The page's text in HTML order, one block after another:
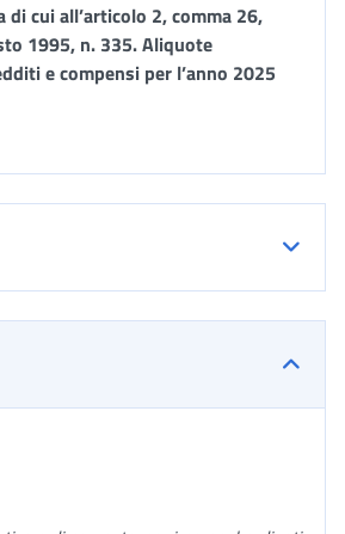
di cui all’articolo 2, comma 26,
1995, n. 335. Aliquote
e compensi per l’anno 2025